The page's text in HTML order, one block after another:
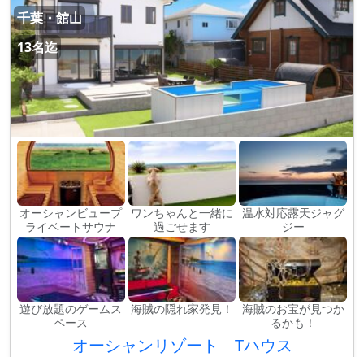
千葉・館山
13名迄
オーシャンビュープ
ライベートサウナ
ワンちゃんと一緒に
過ごせます
温水対応露天ジャグ
ジー
遊び放題のゲームス
ペース
海賊の隠れ家発見！
海賊のお宝が見つか
るかも！
オーシャンリゾート Tハウス